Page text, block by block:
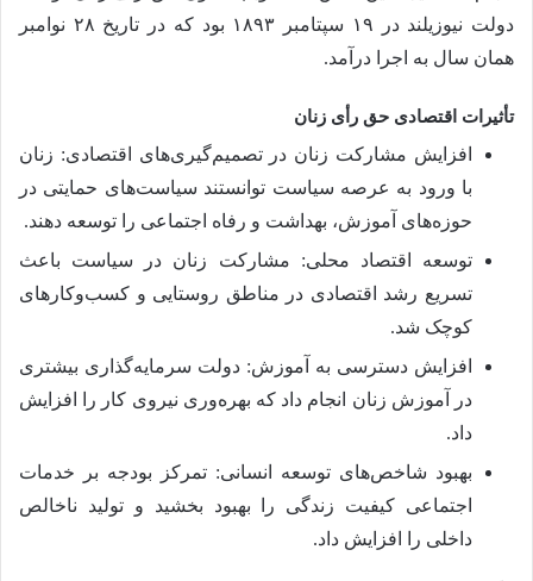
دولت نیوزیلند در ۱۹ سپتامبر ۱۸۹۳ بود که در تاریخ ۲۸ نوامبر
همان سال به اجرا درآمد.
تأثیرات اقتصادی حق رأی زنان
افزایش مشارکت زنان در تصمیم‌گیری‌های اقتصادی: زنان
با ورود به عرصه سیاست توانستند سیاست‌های حمایتی در
حوزه‌های آموزش، بهداشت و رفاه اجتماعی را توسعه دهند.
توسعه اقتصاد محلی: مشارکت زنان در سیاست باعث
تسریع رشد اقتصادی در مناطق روستایی و کسب‌وکارهای
کوچک شد.
افزایش دسترسی به آموزش: دولت سرمایه‌گذاری بیشتری
در آموزش زنان انجام داد که بهره‌وری نیروی کار را افزایش
داد.
بهبود شاخص‌های توسعه انسانی: تمرکز بودجه بر خدمات
اجتماعی کیفیت زندگی را بهبود بخشید و تولید ناخالص
داخلی را افزایش داد.